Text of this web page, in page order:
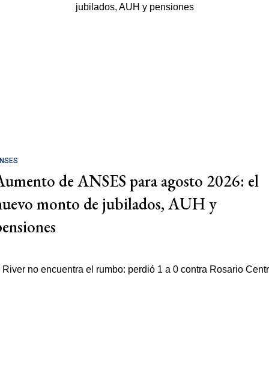
de ANSES para agosto 2026: el
monto de jubilados, AUH y